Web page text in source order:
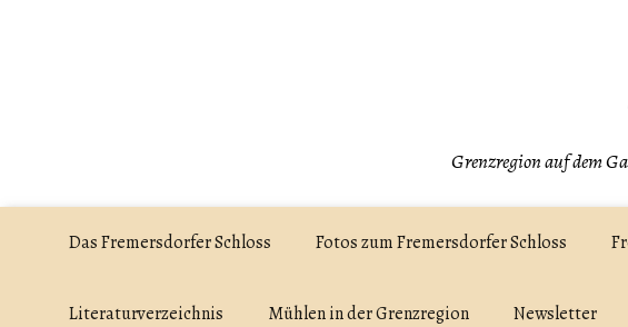
Grenzregion auf dem
Das Fremersdorfer Schloss Fotos zum Fremersdorfer Schloss
Literaturverzeichnis Mühlen in der Grenzregion Newsletter